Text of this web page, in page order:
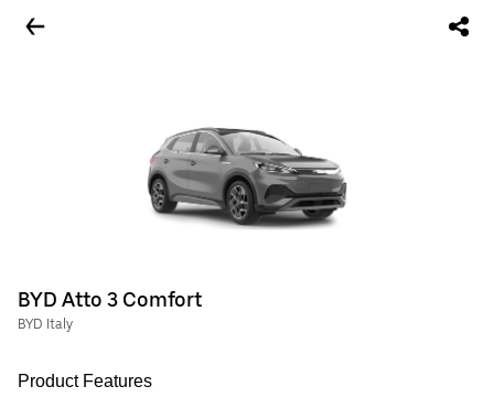
BYD Atto 3 Comfort
BYD Italy
Product Features